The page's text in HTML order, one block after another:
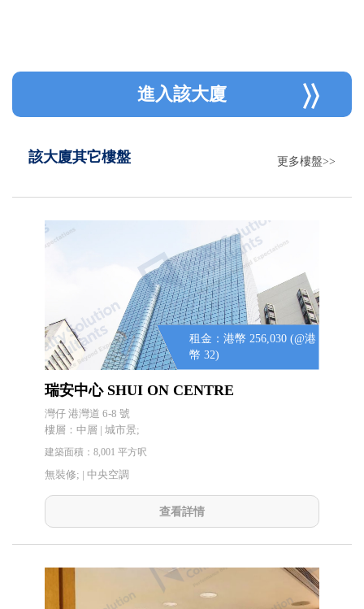
進入該大廈
該大廈其它樓盤 更多樓盤>>
租金：港幣 256,030 (@港
幣 32)
瑞安中心 SHUI ON CENTRE
灣仔 港灣道 6-8 號
樓層：中層 | 城市景;
建築面積：8,001 平方呎
無裝修; | 中央空調
查看詳情